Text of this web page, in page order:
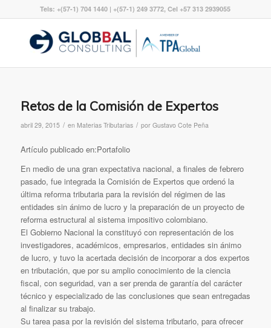
Tels: +(57-1) 704 1440 | +(57-1) 249 3772, Cel +57 313 2939055
Retos de la Comisión de Expertos
abril 29, 2015 / en Materias Tributarias / por Gustavo Cote Peña
Artículo publicado en:Portafolio
En medio de una gran expectativa nacional, a finales de febrero
pasado, fue integrada la Comisión de Expertos que ordenó la
última reforma tributaria para la revisión del régimen de las
entidades sin ánimo de lucro y la preparación de un proyecto de
reforma estructural al sistema impositivo colombiano.
El Gobierno Nacional la constituyó con representación de los
investigadores, académicos, empresarios, entidades sin ánimo
de lucro, y tuvo la acertada decisión de incorporar a dos expertos
en tributación, que por su amplio conocimiento de la ciencia
fiscal, con seguridad, van a ser prenda de garantía del carácter
técnico y especializado de las conclusiones que sean entregadas
al finalizar su trabajo.
Su tarea pasa por la revisión del sistema tributario, para ofrecer